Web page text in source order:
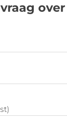
en
standen
voor tapijt en